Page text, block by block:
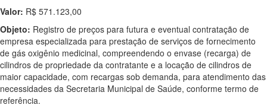
Valor: R$ 571.123,00
Objeto: Registro de preços para futura e eventual contratação de
empresa especializada para prestação de serviços de fornecimento
de gás oxigênio medicinal, compreendendo o envase (recarga) de
cilindros de propriedade da contratante e a locação de cilindros de
maior capacidade, com recargas sob demanda, para atendimento das
necessidades da Secretaria Municipal de Saúde, conforme termo de
referência.